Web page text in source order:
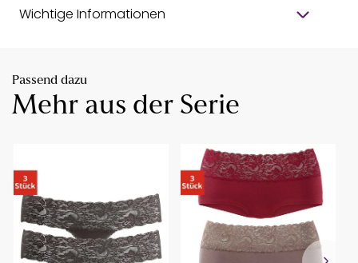
Wichtige Informationen
Passend dazu
Mehr aus der Serie